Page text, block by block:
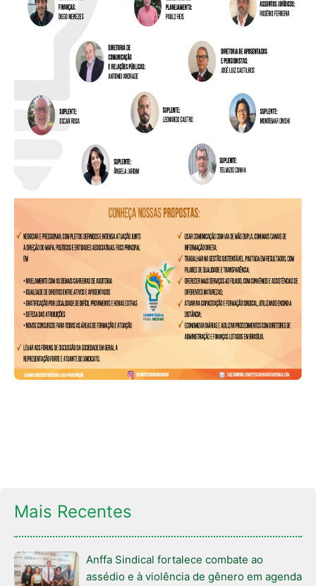
Mais Recentes
Anffa Sindical fortalece combate ao
assédio e à violência de gênero em agenda